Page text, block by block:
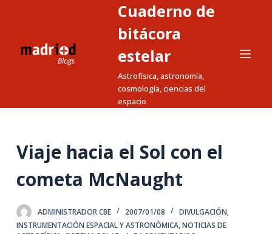
a
n
Cuaderno de
bitácora
estelar
Astrofísica, astronomía,
cosmología, ciencias del
espacio
Viaje hacia el Sol con el
cometa McNaught
ADMINISTRADOR CBE 2007/01/08 DIVULGACIÓN,
INSTRUMENTACIÓN ESPACIAL Y ASTRONÓMICA,NOTICIAS DE